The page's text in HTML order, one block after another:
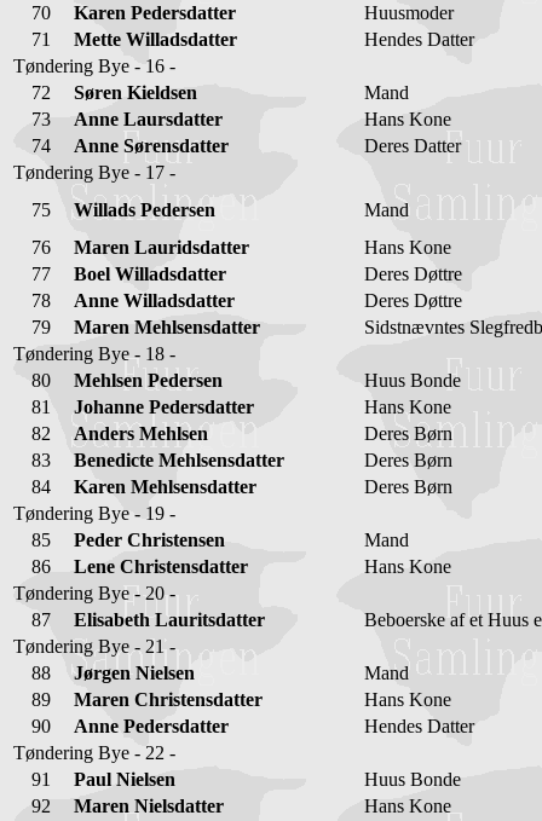
70
Karen Pedersdatter
Huusmoder
71
Mette Willadsdatter
Hendes Datter
Tøndering Bye - 16 -
72
Søren Kieldsen
Mand
73
Anne Laursdatter
Hans Kone
74
Anne Sørensdatter
Deres Datter
Tøndering Bye - 17 -
75
Willads Pedersen
Mand
76
Maren Lauridsdatter
Hans Kone
77
Boel Willadsdatter
Deres Døttre
78
Anne Willadsdatter
Deres Døttre
79
Maren Mehlsensdatter
Sidstnævntes
Tøndering Bye - 18 -
80
Mehlsen Pedersen
Huus Bonde
81
Johanne Pedersdatter
Hans Kone
82
Anders Mehlsen
Deres Børn
83
Benedicte Mehlsensdatter
Deres Børn
84
Karen Mehlsensdatter
Deres Børn
Tøndering Bye - 19 -
85
Peder Christensen
Mand
86
Lene Christensdatter
Hans Kone
Tøndering Bye - 20 -
87
Elisabeth Lauritsdatter
Beboerske af et Huus
Tøndering Bye - 21 -
88
Jørgen Nielsen
Mand
89
Maren Christensdatter
Hans Kone
90
Anne Pedersdatter
Hendes Datter
Tøndering Bye - 22 -
91
Paul Nielsen
Huus Bonde
92
Maren Nielsdatter Hans Kone